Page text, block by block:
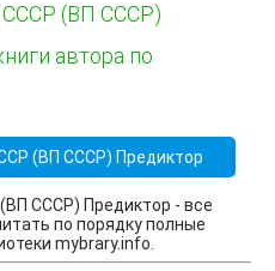
СССР (ВП СССР)
автора по
(ВП СССР) Предиктор
СССР) Предиктор - все
по порядку полные
mybrary.info.